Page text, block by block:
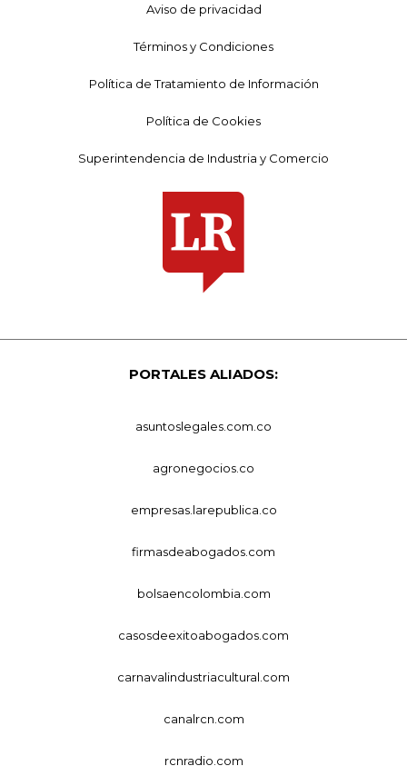
Aviso de privacidad
Términos y Condiciones
Política de Tratamiento de Información
Política de Cookies
Superintendencia de Industria y Comercio
PORTALES ALIADOS:
asuntoslegales.com.co
agronegocios.co
empresas.larepublica.co
firmasdeabogados.com
bolsaencolombia.com
casosdeexitoabogados.com
carnavalindustriacultural.com
canalrcn.com
rcnradio.com